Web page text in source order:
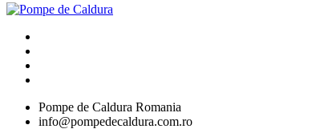
Pompe de Caldura Romania
info@pompedecaldura.com.ro